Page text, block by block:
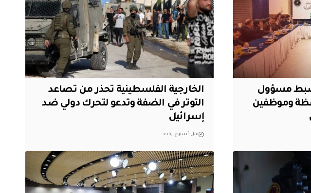
ضبط مسؤول
وموظفين
الخارجية الفلسطينية تحذر من تصاعد
التوتر في الضفة وتدعو لتحرك دولي ضد
إسرائيل
قبل أسبوع واحد